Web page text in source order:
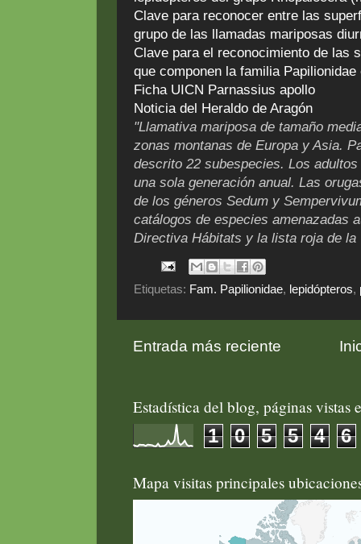
Clave para reconocer entre las
grupo de las llamadas mariposas
Clave para el reconocimiento de las
que componen la familia
Ficha UICN Parnassius apollo
Noticia del Heraldo de Aragón
"Llamativa mariposa de tamaño
zonas montanas de Europa y Asia.
descrito 22 subespecies. Los
una sola generación anual. Las
de los géneros Sedum y
catálogos de especies amenazadas
Directiva Hábitats y la lista roja de la
Etiquetas: Fam. Papilionidae, lepidópteros,
Entrada más reciente
Estadística del blog, páginas vistas
1 0 5 5 4 6
Mapa visitas principales